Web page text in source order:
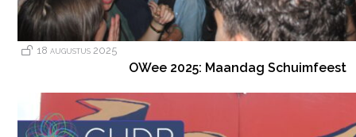
18 augustus 2025
OWee 2025: Maandag Schuimfeest